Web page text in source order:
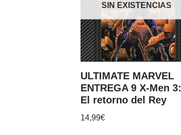
SIN EXISTENCIAS
ULTIMATE MARVEL
ENTREGA 9 X-Men 3:
El retorno del Rey
14,99€